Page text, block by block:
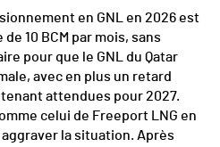
en GNL en 2026 est
10 BCM par mois, sans
pour que le GNL du Qatar
avec en plus un retard
attendues pour 2027.
celui de Freeport LNG en
la situation. Après